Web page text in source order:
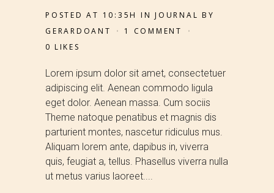
POSTED AT 10:35H INJOURNAL BY
GERARDOANT
1 COMMENT
0 LIKES
Lorem ipsum dolor sit amet, consectetuer
adipiscing elit. Aenean commodo ligula
eget dolor. Aenean massa. Cum sociis
Theme natoque penatibus et magnis dis
parturient montes, nascetur ridiculus mus.
Aliquam lorem ante, dapibus in, viverra
quis, feugiat a, tellus. Phasellus viverra nulla
ut metus varius laoreet....